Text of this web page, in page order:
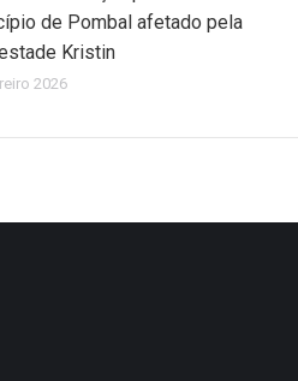
de Pombal afetado pela
Kristin
2026